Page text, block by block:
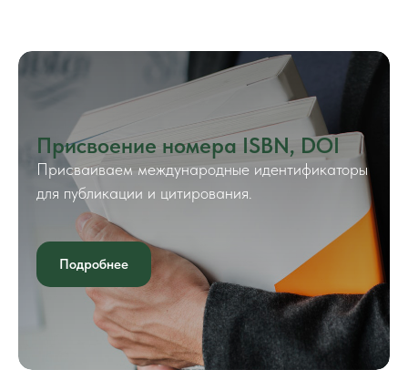
Присвоение номера ISBN, DOI
Присваиваем международные идентификаторы
для публикации и цитирования.
Подробнее